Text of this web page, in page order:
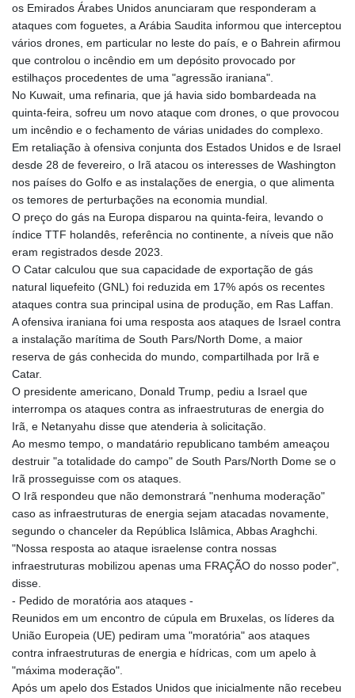
os Emirados Árabes Unidos anunciaram que responderam a
ataques com foguetes, a Arábia Saudita informou que interceptou
vários drones, em particular no leste do país, e o Bahrein afirmou
que controlou o incêndio em um depósito provocado por
estilhaços procedentes de uma "agressão iraniana".
No Kuwait, uma refinaria, que já havia sido bombardeada na
quinta-feira, sofreu um novo ataque com drones, o que provocou
um incêndio e o fechamento de várias unidades do complexo.
Em retaliação à ofensiva conjunta dos Estados Unidos e de Israel
desde 28 de fevereiro, o Irã atacou os interesses de Washington
nos países do Golfo e as instalações de energia, o que alimenta
os temores de perturbações na economia mundial.
O preço do gás na Europa disparou na quinta-feira, levando o
índice TTF holandês, referência no continente, a níveis que não
eram registrados desde 2023.
O Catar calculou que sua capacidade de exportação de gás
natural liquefeito (GNL) foi reduzida em 17% após os recentes
ataques contra sua principal usina de produção, em Ras Laffan.
A ofensiva iraniana foi uma resposta aos ataques de Israel contra
a instalação marítima de South Pars/North Dome, a maior
reserva de gás conhecida do mundo, compartilhada por Irã e
Catar.
O presidente americano, Donald Trump, pediu a Israel que
interrompa os ataques contra as infraestruturas de energia do
Irã, e Netanyahu disse que atenderia à solicitação.
Ao mesmo tempo, o mandatário republicano também ameaçou
destruir "a totalidade do campo" de South Pars/North Dome se o
Irã prosseguisse com os ataques.
O Irã respondeu que não demonstrará "nenhuma moderação"
caso as infraestruturas de energia sejam atacadas novamente,
segundo o chanceler da República Islâmica, Abbas Araghchi.
"Nossa resposta ao ataque israelense contra nossas
infraestruturas mobilizou apenas uma FRAÇÃO do nosso poder",
disse.
- Pedido de moratória aos ataques -
Reunidos em um encontro de cúpula em Bruxelas, os líderes da
União Europeia (UE) pediram uma "moratória" aos ataques
contra infraestruturas de energia e hídricas, com um apelo à
"máxima moderação".
Após um apelo dos Estados Unidos que inicialmente não recebeu